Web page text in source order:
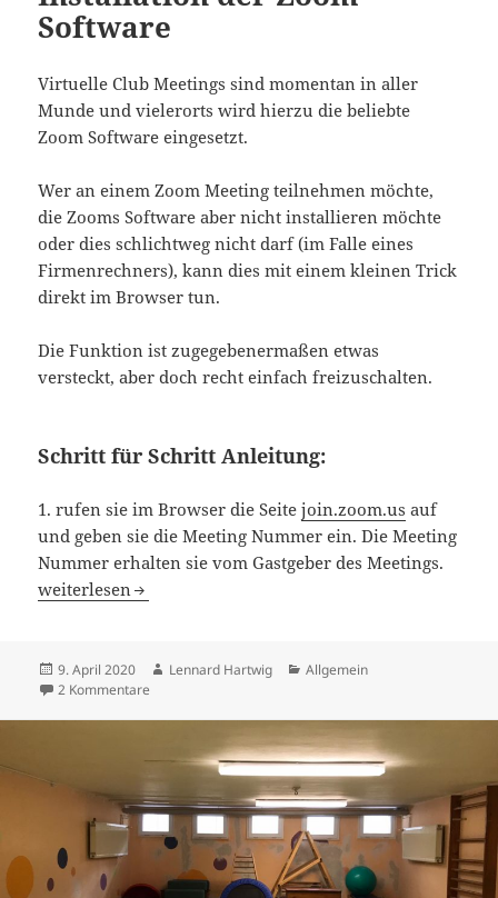
Software
Virtuelle Club Meetings sind momentan in aller
Munde und vielerorts wird hierzu die beliebte
Zoom Software eingesetzt.
Wer an einem Zoom Meeting teilnehmen möchte,
die Zooms Software aber nicht installieren möchte
oder dies schlichtweg nicht darf (im Falle eines
Firmenrechners), kann dies mit einem kleinen Trick
direkt im Browser tun.
Die Funktion ist zugegebenermaßen etwas
versteckt, aber doch recht einfach freizuschalten.
Schritt für Schritt Anleitung:
1. rufen sie im Browser die Seitejoin.zoom.us auf
und geben sie die Meeting Nummer ein. Die Meeting
Nummer erhalten sie vom Gastgeber des Meetings.
Zoom Meeting ohne Installation der Zoom Software
weiterlesen
Veröffentlicht
am
9. April 2020 Autor
Lennard Hartwig Kategorien
Allgemein
2 Kommentare